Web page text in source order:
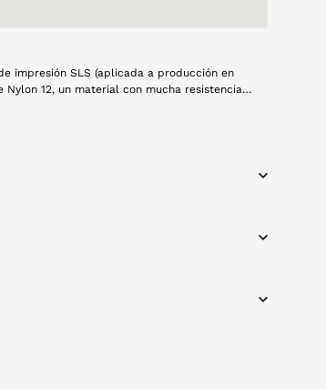
impresión SLS (aplicada a producción en
Nylon 12, un material con mucha resistencia,
frente al uso continuad. Esta
tecnología 100% española y producción local.